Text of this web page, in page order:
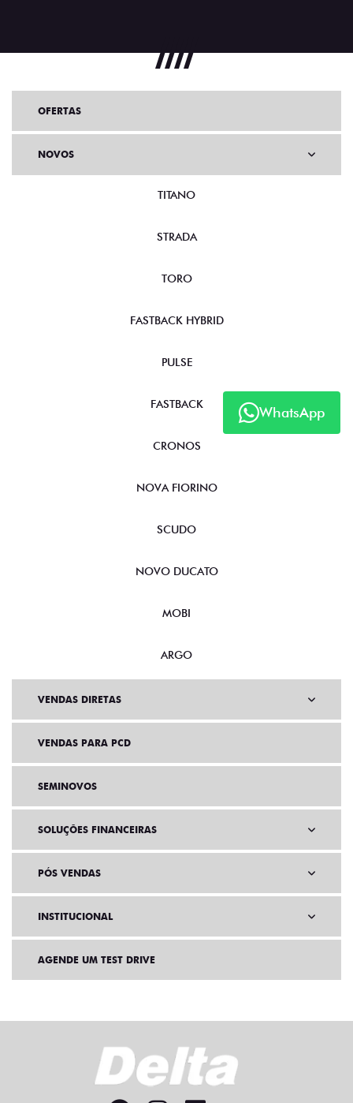
WhatsApp
OFERTAS
NOVOS
TITANO
STRADA
TORO
FASTBACK HYBRID
PULSE
FASTBACK
CRONOS
NOVA FIORINO
SCUDO
NOVO DUCATO
MOBI
ARGO
VENDAS DIRETAS
VENDAS PARA PCD
SEMINOVOS
SOLUÇÕES FINANCEIRAS
PÓS VENDAS
INSTITUCIONAL
AGENDE UM TEST DRIVE